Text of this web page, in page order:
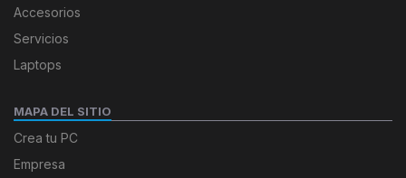
Accesorios
Servicios
Laptops
MAPA DEL SITIO
Crea tu PC
Empresa